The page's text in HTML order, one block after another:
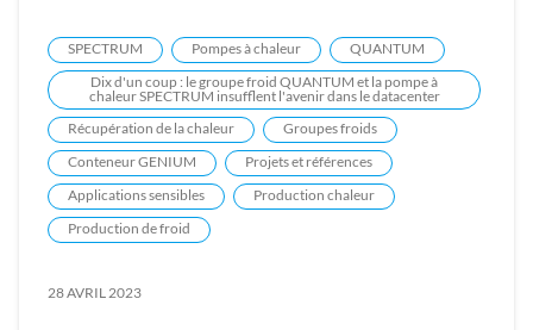
SPECTRUM Pompes à chaleur
QUANTUM
Dix d'un coup : le groupe froid QUANTUM et la pompe à
chaleur SPECTRUM insufflent l'avenir dans le datacenter
Récupération de la chaleur
Groupes froids
Conteneur GENIUM
Projets et références
Applications sensibles
Production chaleur
Production de froid
28 AVRIL 2023